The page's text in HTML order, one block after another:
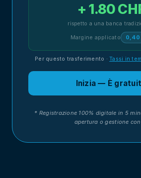
+ 1.80
rispetto a una banca
Margine applicato 0,40
Per questo trasferimento ·Tassi in
Inizia — È
* Registrazione 100% digitale in 5
apertura o gestione